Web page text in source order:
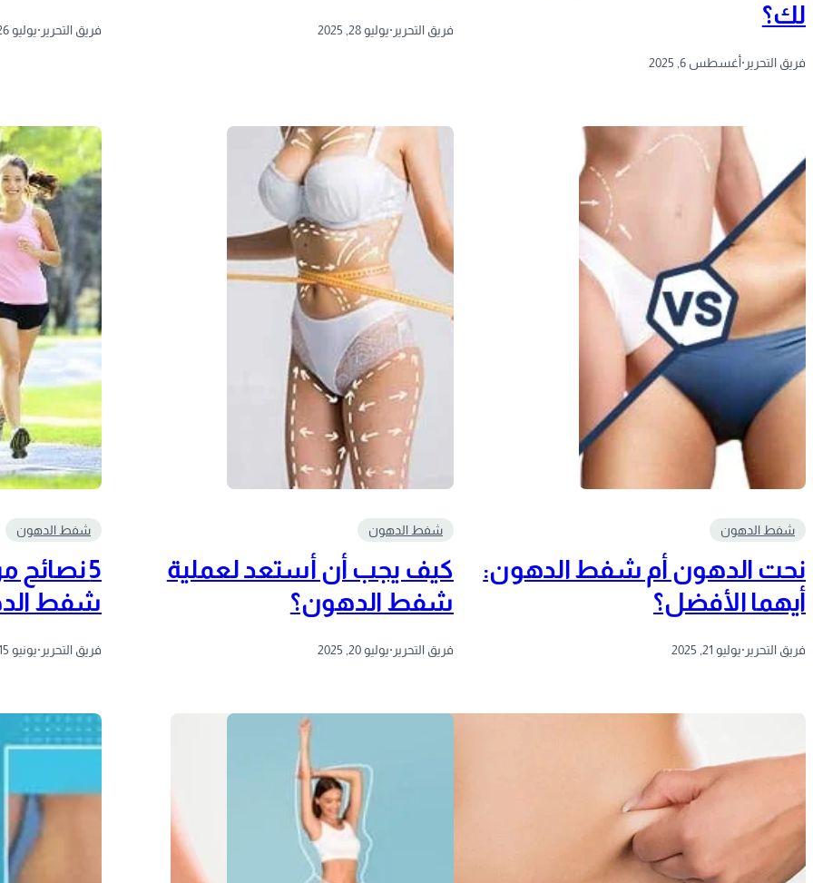
لك؟
فريق التحرير ·أغسطس 6, 2025
فريق التحرير ·يوليو 28, 2025 فريق التحرير ·يوليو 26, 2025
شفط الدهون
نحت الدهون أم شفط الدهون:
أيهما الأفضل؟
فريق التحرير ·يوليو 21, 2025
شفط الدهون
كيف يجب أن أستعد لعملية
شفط الدهون؟
فريق التحرير ·يوليو 20, 2025
شفط الدهون
5 نصائح
شفط
فريق التحرير ·يونيو 15, 2025